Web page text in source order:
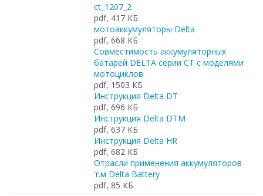
ct_1207_2
pdf, 417 КБ
мотоаккумуляторы Delta
pdf, 668 КБ
Совместимость аккумуляторных
батарей DELTA серии СТ с моделями
мотоциклов
pdf, 1503 КБ
Инструкция Delta DT
pdf, 696 КБ
Инструкция Delta DTM
pdf, 637 КБ
Инструкция Delta HR
pdf, 682 КБ
Отрасли применения аккумуляторов
т.м Delta Battery
pdf, 85 КБ